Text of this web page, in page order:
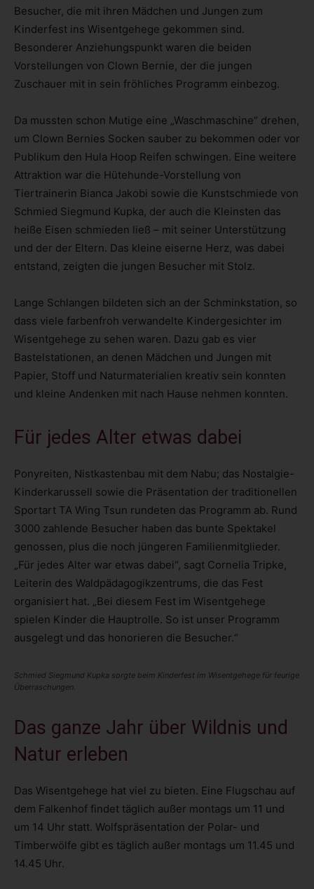
Besucher, die mit ihren Mädchen und Jungen zum
Kinderfest ins Wisentgehege gekommen sind.
Besonderer Anziehungspunkt waren die beiden
Vorstellungen von Clown Bernie, der die jungen
Zuschauer mit in sein fröhliches Programm einbezog.
Da mussten schon Mutige eine „Waschmaschine“ drehen,
um Clown Bernies Socken sauber zu bekommen oder vor
Publikum den Hula Hoop Reifen schwingen. Eine weitere
Attraktion war die Hütehunde-Vorstellung von
Tiertrainerin Bianca Jakobi sowie die Kunstschmiede von
Schmied Siegmund Kupka, der auch die Kleinsten das
heiße Eisen schmieden ließ – mit seiner Unterstützung
und der der Eltern. Das kleine eiserne Herz, was dabei
entstand, zeigten die jungen Besucher mit Stolz.
Lange Schlangen bildeten sich an der Schminkstation, so
dass viele farbenfroh verwandelte Kindergesichter im
Wisentgehege zu sehen waren. Dazu gab es vier
Bastelstationen, an denen Mädchen und Jungen mit
Papier, Stoff und Naturmaterialien kreativ sein konnten
und kleine Andenken mit nach Hause nehmen konnten.
Für jedes Alter etwas dabei
Ponyreiten, Nistkastenbau mit dem Nabu; das Nostalgie-
Kinderkarussell sowie die Präsentation der traditionellen
Sportart TA Wing Tsun rundeten das Programm ab. Rund
3000 zahlende Besucher haben das bunte Spektakel
genossen, plus die noch jüngeren Familienmitglieder.
„Für jedes Alter war etwas dabei“, sagt Cornelia Tripke,
Leiterin des Waldpädagogikzentrums, die das Fest
organisiert hat. „Bei diesem Fest im Wisentgehege
spielen Kinder die Hauptrolle. So ist unser Programm
ausgelegt und das honorieren die Besucher.“
Schmied Siegmund Kupka sorgte beim Kinderfest im Wisentgehege für feurige
Überraschungen.
Das ganze Jahr über Wildnis und
Natur erleben
Das Wisentgehege hat viel zu bieten. Eine Flugschau auf
dem Falkenhof findet täglich außer montags um 11 und
um 14 Uhr statt. Wolfspräsentation der Polar- und
Timberwölfe gibt es täglich außer montags um 11.45 und
14.45 Uhr.